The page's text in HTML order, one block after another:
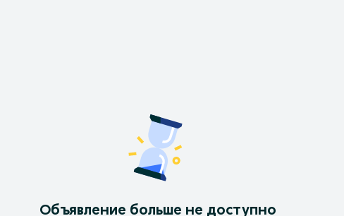
Объявление больше не доступно